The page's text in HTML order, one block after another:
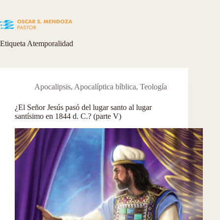
content
Etiqueta Atemporalidad
Apocalipsis, Apocalíptica bíblica, Teología
¿El Señor Jesús pasó del lugar santo al lugar
santísimo en 1844 d. C.? (parte V)